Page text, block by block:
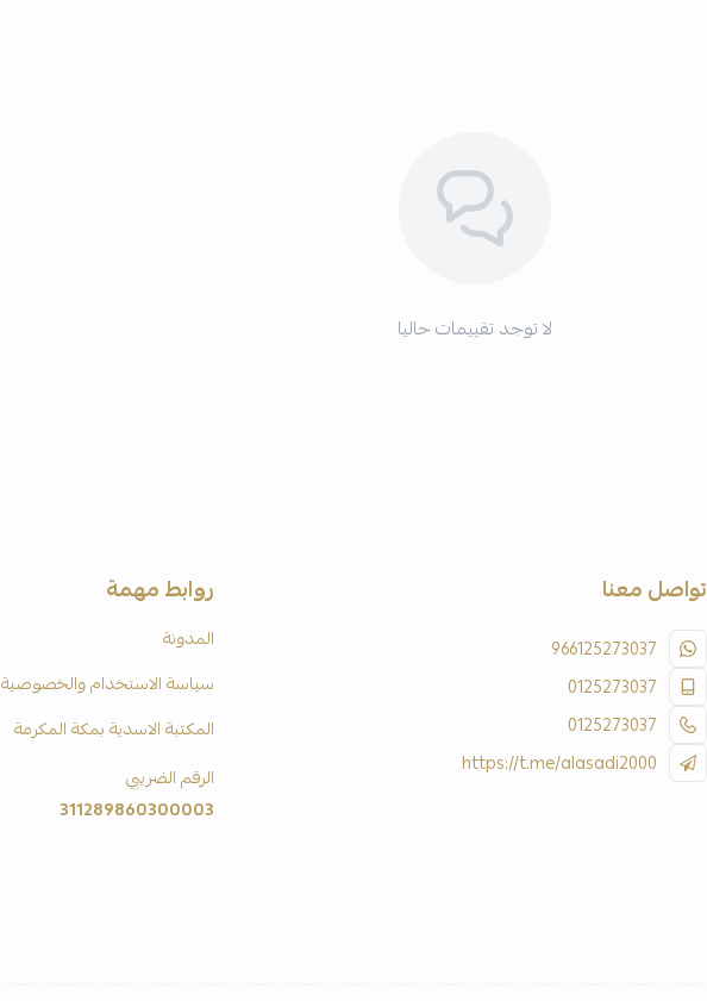
لا توجد تقييمات حاليا
تواصل معنا
966125273037
0125273037
0125273037
https://t.me/alasadi2000
روابط مهمة
المدونة
سياسة الاستخدام والخصوصية
المكتبة الاسدية بمكة المكرمة
الرقم الضريبي
311289860300003